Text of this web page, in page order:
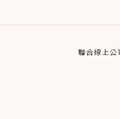
聯合線上